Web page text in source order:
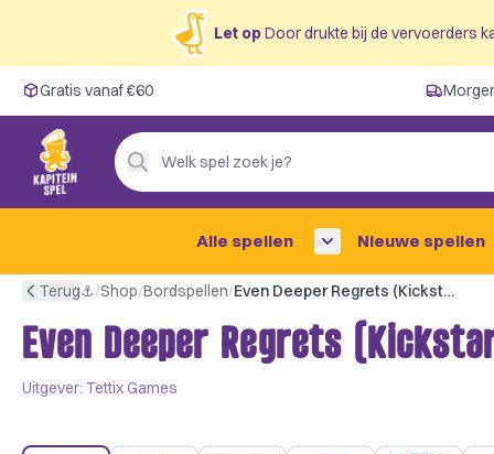
Let opDoor drukte bij de vervoerders
Gratis vanaf €60
Morgen in huis ✓
Persoonlijk advies
4,9/5 —
200+ beoordelingen
Gratis vanaf €60
Welk spel zoek je?
Alle spellen Nieuwe spellen
Terug⚓︎/Shop/Bordspellen/ Even Deeper Regrets (Kickstarter Version)
Even Deeper Regrets
Uitgever: Tettix Games